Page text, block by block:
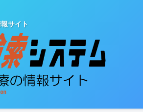
サイト